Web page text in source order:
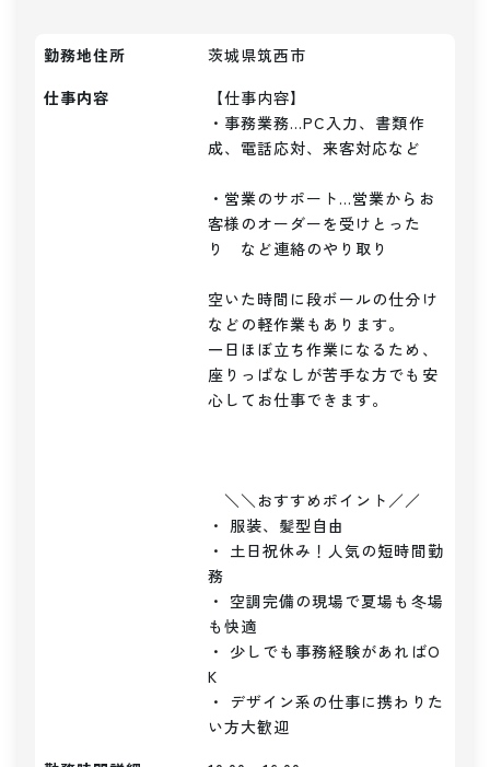
勤務地住所
茨城県筑西市
仕事内容
【仕事内容】
・事務業務…PC入力、書類作
成、電話応対、来客対応など
・営業のサポート…営業からお
客様のオーダーを受けとった
り　など連絡のやり取り
空いた時間に段ボールの仕分け
などの軽作業もあります。
一日ほぼ立ち作業になるため、
座りっぱなしが苦手な方でも安
心してお仕事できます。
＼＼おすすめポイント／／
・ 服装、髪型自由
・ 土日祝休み！人気の短時間勤
務
・ 空調完備の現場で夏場も冬場
も快適
・ 少しでも事務経験があればO
K
・ デザイン系の仕事に携わりた
い方大歓迎